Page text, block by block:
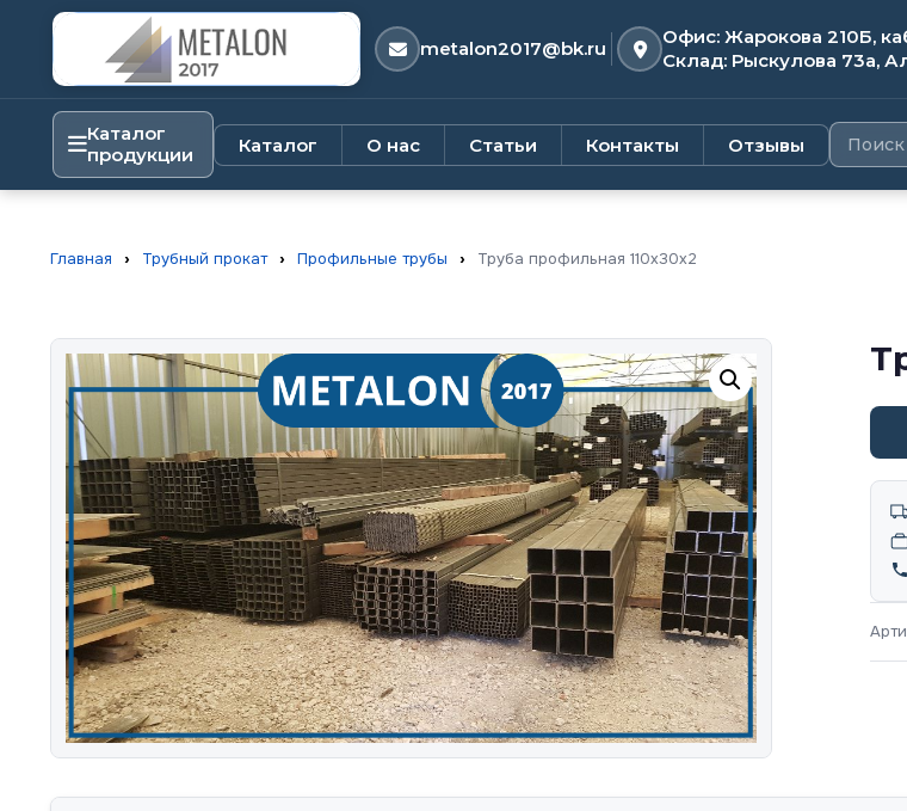
metalon2017@bk.ru
Офис: Жарокова 210Б,
Склад: Рыскулова 73а,
Каталог
продукции
Каталог О нас Статьи Контакты Отзывы
Главная › Трубный прокат › Профильные трубы › Труба профильная 110х30х2